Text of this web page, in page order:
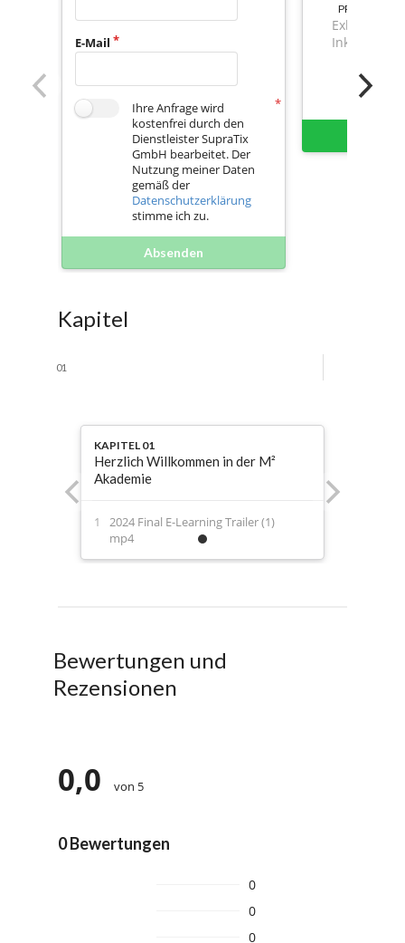
E-Mail
Ihre Anfrage wird
kostenfrei durch den
Dienstleister SupraTix
GmbH bearbeitet. Der
Nutzung meiner Daten
gemäß der
Datenschutzerklärung
stimme ich zu.
Absenden
PREIS
Exkl. Mwst.
Inkl. Mwst.
Kapitel
01
KAPITEL 01
Herzlich Willkommen in der M²
Akademie
2024 Final E-Learning Trailer (1)
mp4
Bewertungen und
Rezensionen
0,0 von 5
0 Bewertungen
0
0
0